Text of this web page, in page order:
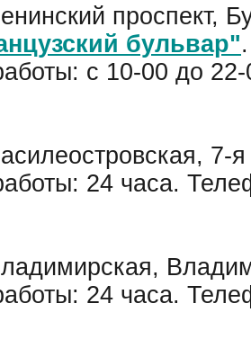
проспект,
бульвар".
с 10-00 до
7-
24 часа.
24 часа.